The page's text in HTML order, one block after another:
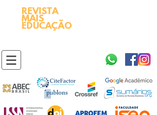
REVISTA
MAIS
EDUCAÇÃO